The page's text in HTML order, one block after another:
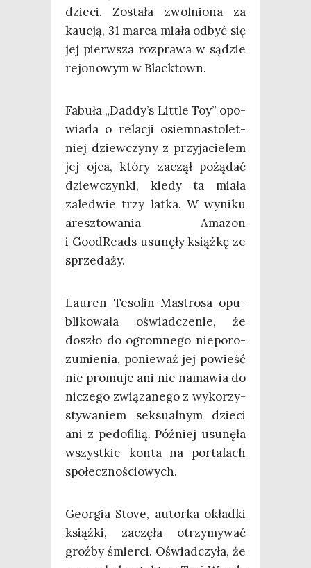
dzie­ci. Zosta­ła zwol­nio­na za
kau­cją, 31 mar­ca mia­ła odbyć się
jej pierw­sza roz­pra­wa w sądzie
rejo­no­wym w Blacktown.
Fabu­ła „Daddy’s Lit­tle Toy” opo­
wia­da o rela­cji osiem­na­sto­let­
niej dziew­czy­ny z przy­ja­cie­lem
jej ojca, któ­ry zaczął pożą­dać
dziew­czyn­ki, kie­dy ta mia­ła
zale­d­wie trzy lat­ka. W wyni­ku
aresz­to­wa­nia Ama­zon
i GoodRe­ads usu­nę­ły książ­kę ze
sprzedaży.
Lau­ren Teso­lin-Mastro­sa opu­
bli­ko­wa­ła oświad­cze­nie, że
doszło do ogrom­ne­go nie­po­ro­
zu­mie­nia, ponie­waż jej powieść
nie pro­mu­je ani nie nama­wia do
nicze­go zwią­za­ne­go z wyko­rzy­
sty­wa­niem sek­su­al­nym dzie­ci
ani z pedo­fi­lią. Póź­niej usu­nę­ła
wszyst­kie kon­ta na por­ta­lach
społecznościowych.
Geo­r­gia Sto­ve, autor­ka okład­ki
książ­ki, zaczę­ła otrzy­my­wać
groź­by śmier­ci. Oświad­czy­ła, że